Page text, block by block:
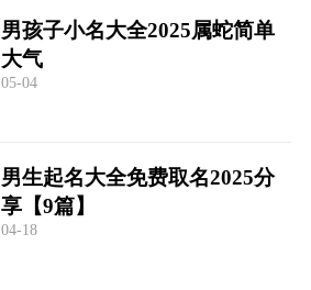
男孩子小名大全2025属蛇简单
大气
05-04
男生起名大全免费取名2025分
享【9篇】
04-18